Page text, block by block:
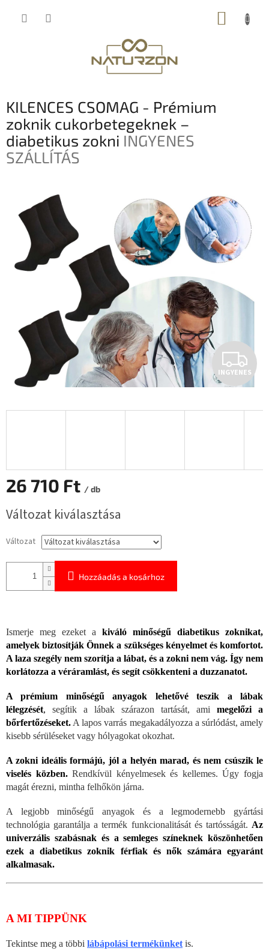
KOSÁR
KILENCES CSOMAG - Prémium
zoknik cukorbetegeknek –
diabetikus zokni INGYENES
SZÁLLÍTÁS
I
N
G
INGYENES
26 710 Ft / db
Változat kiválasztása
Változat
Hozzáadás a kosárhoz
Ismerje meg ezeket a kiváló minőségű diabetikus zoknikat,
amelyek biztosítják Önnek a szükséges kényelmet és komfortot.
A laza szegély nem szorítja a lábat, és a zokni nem vág. Így nem
korlátozza a véráramlást, és segít csökkenteni a duzzanatot.
A prémium minőségű anyagok lehetővé teszik a lábak
lélegzését, segítik a lábak szárazon tartását, ami megelőzi a
bőrfertőzéseket. A lapos varrás megakadályozza a súrlódást, amely
kisebb sérüléseket vagy hólyagokat okozhat.
A zokni ideális formájú, jól a helyén marad, és nem csúszik le
viselés közben.Rendkívül kényelmesek és kellemes. Úgy fogja
magát érezni, mintha felhőkön járna.
A legjobb minőségű anyagok és a legmodernebb gyártási
technológia garantálja a termék funkcionalitását és tartósságát. Az
univerzális szabásnak és a semleges színeknek köszönhetően
ezek a diabetikus zoknik férfiak és nők számára egyaránt
alkalmasak.
A MI TIPPÜNK
Tekintse meg a többi lábápolási termékünket is.